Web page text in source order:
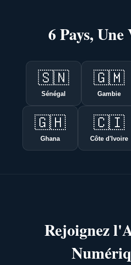
6 Pays,
🇸🇳
Sénégal
🇬🇲
Gambie
🇬🇭
Ghana
🇨🇮
Côte d'Ivoire
Rejoignez